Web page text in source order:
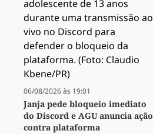
06/08/2026 às 19:01
Janja pede bloqueio imediato
do Discord e AGU anuncia ação
contra plataforma